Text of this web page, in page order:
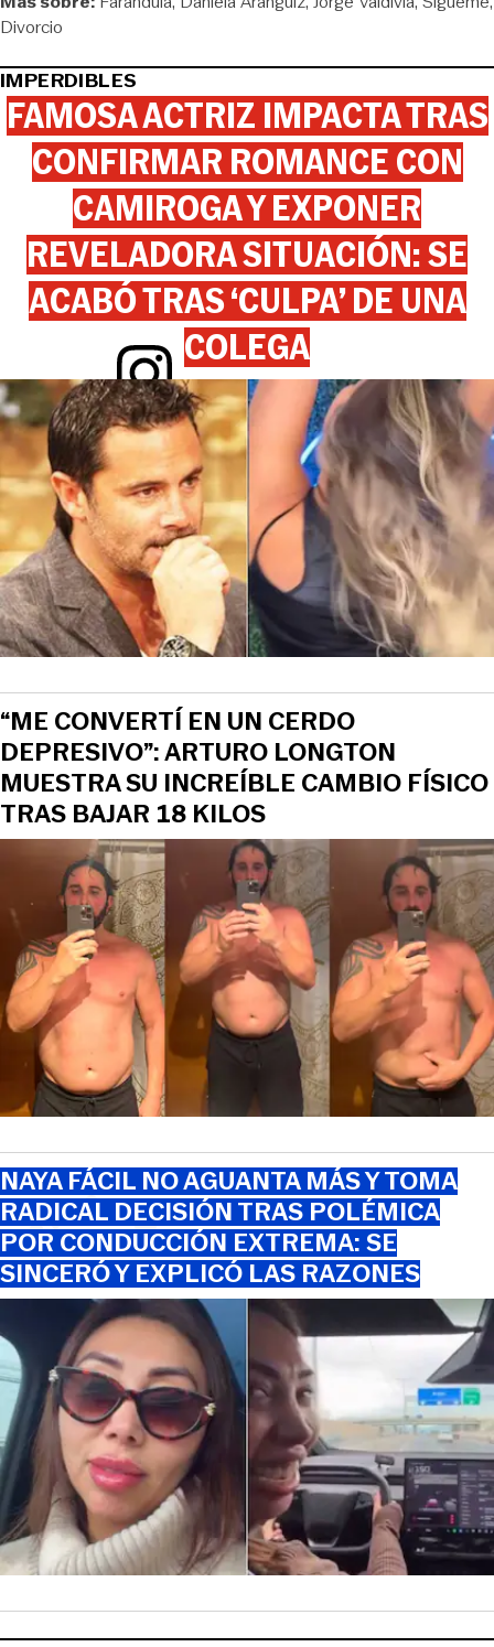
View this post on Instagram
Divorcio
IMPERDIBLES
FAMOSA ACTRIZ IMPACTA TRAS
CONFIRMAR ROMANCE CON
CAMIROGA Y EXPONER
REVELADORA SITUACIÓN: SE
ACABÓ TRAS ‘CULPA’ DE UNA
COLEGA
“ME CONVERTÍ EN UN CERDO
DEPRESIVO”: ARTURO LONGTON
MUESTRA SU INCREÍBLE CAMBIO FÍSICO
TRAS BAJAR 18 KILOS
NAYA FÁCIL NO AGUANTA MÁS Y TOMA
RADICAL DECISIÓN TRAS POLÉMICA
POR CONDUCCIÓN EXTREMA: SE
SINCERÓ Y EXPLICÓ LAS RAZONES